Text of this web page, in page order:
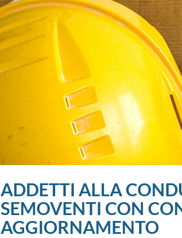
ADDETTI ALLA
SEMOVENTI CON
AGGIORNAMENTO